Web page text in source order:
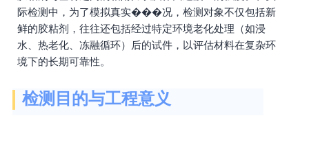
际检测中，为了模拟真实���况，检测对象不仅包括新
鲜的胶粘剂，往往还包括经过特定环境老化处理（如浸
水、热老化、冻融循环）后的试件，以评估材料在复杂环
境下的长期可靠性。
检测目的与工程意义